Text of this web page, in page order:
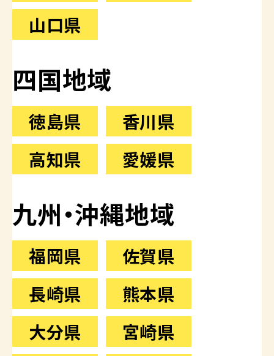
山口県
四国地域
徳島県
香川県
高知県
愛媛県
九州・沖縄地域
福岡県
佐賀県
長崎県
熊本県
大分県
宮崎県